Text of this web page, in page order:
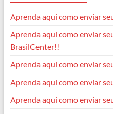
Aprenda aqui como enviar
Aprenda aqui como enviar
BrasilCenter!!
Aprenda aqui como enviar
Aprenda aqui como enviar
Aprenda aqui como enviar